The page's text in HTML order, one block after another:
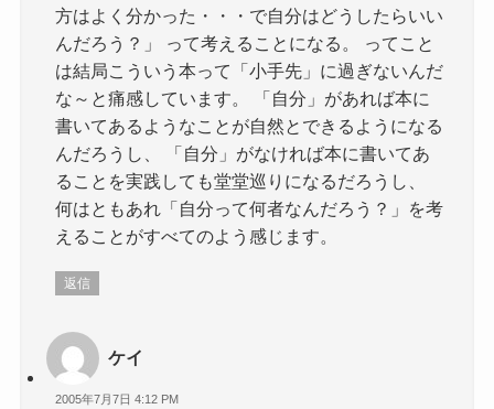
方はよく分かった・・・で自分はどうしたらいい
んだろう？」 って考えることになる。 ってこと
は結局こういう本って「小手先」に過ぎないんだ
な～と痛感しています。 「自分」があれば本に
書いてあるようなことが自然とできるようになる
んだろうし、 「自分」がなければ本に書いてあ
ることを実践しても堂堂巡りになるだろうし、
何はともあれ「自分って何者なんだろう？」を考
えることがすべてのよう感じます。
返信
ケイ
2005年7月7日 4:12 PM